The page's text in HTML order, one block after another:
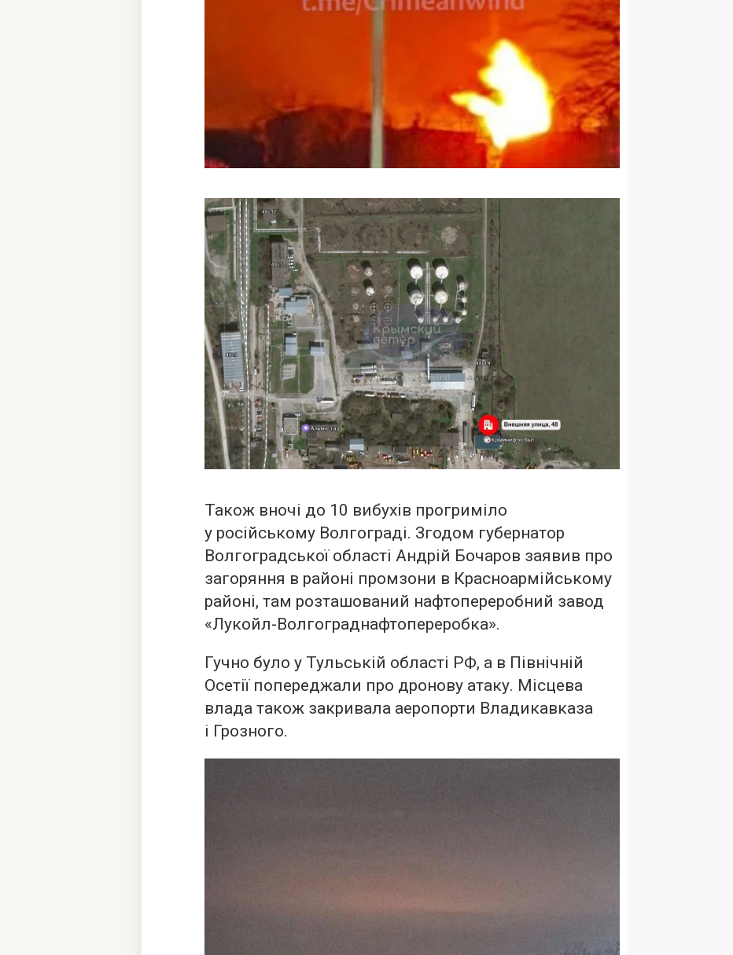
Також вночі до 10 вибухів прогриміло
у російському Волгограді. Згодом губернатор
Волгоградської області Андрій Бочаров заявив про
загоряння в районі промзони в Красноармійському
районі, там розташований нафтопереробний завод
«Лукойл-Волгограднафтопереробка».
Гучно було у Тульській області РФ, а в Північній
Осетії попереджали про дронову атаку. Місцева
влада також закривала аеропорти Владикавказа
і Грозного.